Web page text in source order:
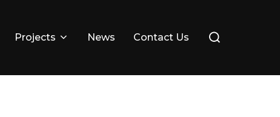
Projects News Contact Us
for: